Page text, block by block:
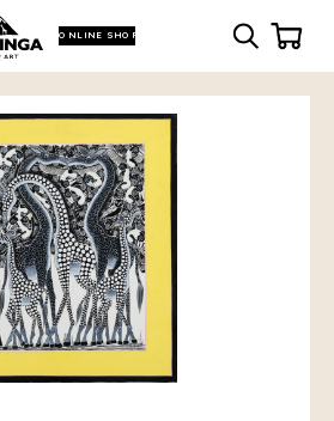
ONLINE SHOP